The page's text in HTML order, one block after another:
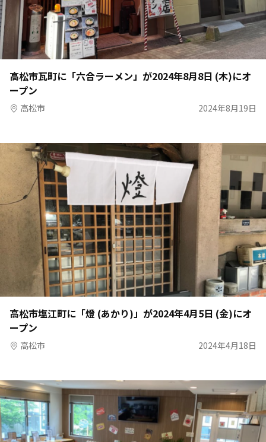
高松市瓦町に「六合ラーメン」が2024年8月8日 (木)にオ
ープン
高松市 2024年8月19日
高松市塩江町に「燈 (あかり)」が2024年4月5日 (金)にオ
ープン
高松市 2024年4月18日